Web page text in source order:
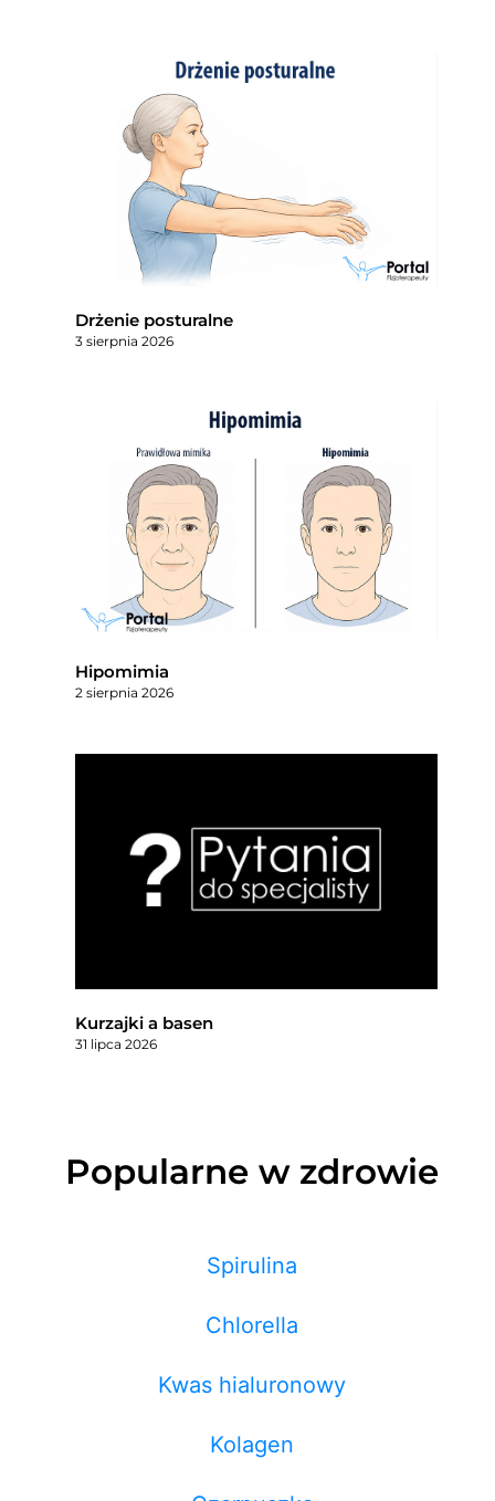
Drżenie posturalne
3 sierpnia 2026
Hipomimia
2 sierpnia 2026
Kurzajki a basen
31 lipca 2026
Popularne w zdrowie
Spirulina
Chlorella
Kwas hialuronowy
Kolagen